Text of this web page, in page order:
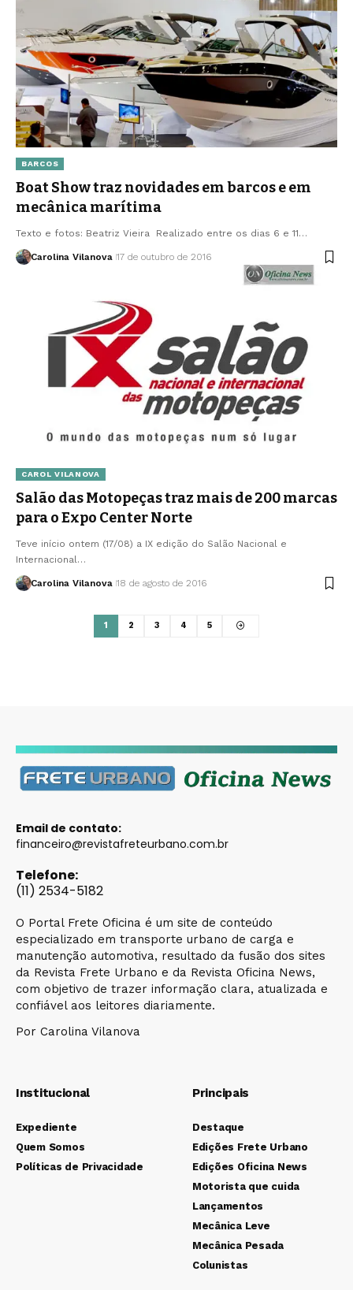
BARCOS
Boat Show traz novidades em barcos e em
mecânica marítima
Texto e fotos: Beatriz Vieira Realizado entre os dias 6 e 11…
Carolina Vilanova 17 de outubro de 2016
CAROL VILANOVA
Salão das Motopeças traz mais de 200 marcas
para o Expo Center Norte
Teve início ontem (17/08) a IX edição do Salão Nacional e
Internacional…
Carolina Vilanova 18 de agosto de 2016
1 2 3 4 5
Email de contato:
financeiro@revistafreteurbano.com.br
Telefone:
(11) 2534-5182
O Portal Frete Oficina é um site de conteúdo
especializado em transporte urbano de carga e
manutenção automotiva, resultado da fusão dos sites
da Revista Frete Urbano e da Revista Oficina News,
com objetivo de trazer informação clara, atualizada e
confiável aos leitores diariamente.
Por Carolina Vilanova
Institucional
Expediente
Quem Somos
Políticas de Privacidade
Principais
Destaque
Edições Frete Urbano
Edições Oficina News
Motorista que cuida
Lançamentos
Mecânica Leve
Mecânica Pesada
Colunistas